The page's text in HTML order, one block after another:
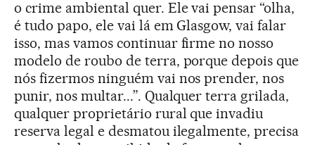
o crime ambiental quer. Ele vai pensar “olha,
é tudo papo, ele vai lá em Glasgow, vai falar
isso, mas vamos continuar firme no nosso
modelo de roubo de terra, porque depois que
nós fizermos ninguém vai nos prender, nos
punir, nos multar...”. Qualquer terra grilada,
qualquer proprietário rural que invadiu
reserva legal e desmatou ilegalmente, precisa